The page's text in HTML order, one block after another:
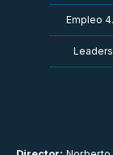
Empleo
Leaders